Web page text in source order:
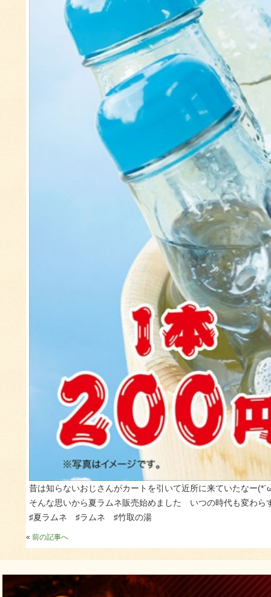
昔は知らないおじさんがカートを引いて近所に来ていたなー
そんな思いから夏ラムネ販売始めました いつの時代も変わら
♯夏ラムネ ♯ラムネ ♯竹取の湯
« 前の記事へ